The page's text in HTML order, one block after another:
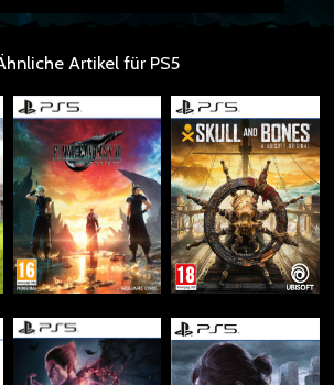
Artikel für PS5